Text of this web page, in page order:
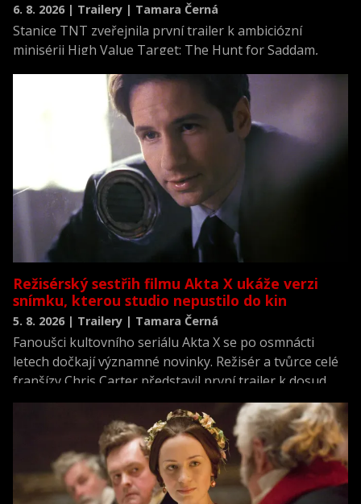
6. 8. 2026 | Trailery | Tamara Černá
Stanice TNT zveřejnila první trailer k ambiciózní
minisérii High Value Target: The Hunt for Saddam,
novodobých dějin.
Režisérský sestřih filmu Akta X ukáže verzi
snímku, kterou studio nepustilo do kin
5. 8. 2026 | Trailery | Tamara Černá
Fanoušci kultovního seriálu Akta X se po osmnácti
letech dočkají významné novinky. Režisér a tvůrce celé
franšízy Chris Carter představil první trailer k dosud
neviděné režisérské verzi filmu Akta X: Chci uvěřit.